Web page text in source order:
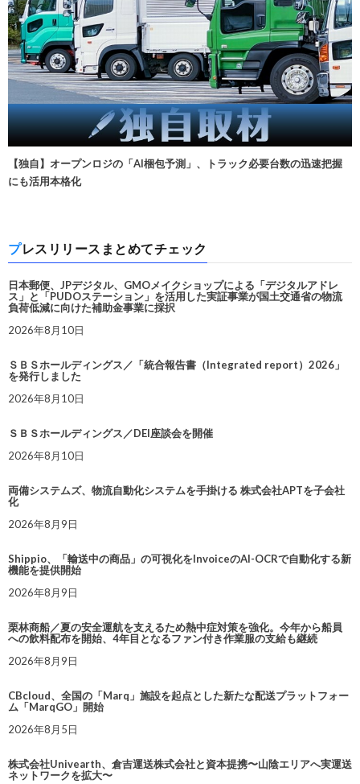
【独自】オープンロジの「AI梱包予測」、トラック必要台数の迅速把握
にも活用本格化
プレスリリースまとめてチェック
日本郵便、JPデジタル、GMOメイクショップによる「デジタルアドレ
ス」と「PUDOステーション」を活用した実証事業が国土交通省の物流
負荷低減に向けた補助金事業に採択
2026年8月10日
ＳＢＳホールディングス／「統合報告書（Integrated report）2026」
を発行しました
2026年8月10日
ＳＢＳホールディングス／DEI座談会を開催
2026年8月10日
両備システムズ、物流自動化システムを手掛ける 株式会社APTを子会社
化
2026年8月9日
Shippio、「輸送中の商品」の可視化をInvoiceのAI-OCRで自動化する新
機能を提供開始
2026年8月9日
栗林商船／夏の安全運航を支えるため熱中症対策を強化。今年から船員
への飲料配布を開始、4年目となるファン付き作業服の支給も継続
2026年8月9日
CBcloud、全国の「Marq」施設を起点とした新たな配送プラットフォー
ム「MarqGO」開始
2026年8月5日
株式会社Univearth、倉吉運送株式会社と資本提携〜山陰エリアへ実運送
ネットワークを拡大〜